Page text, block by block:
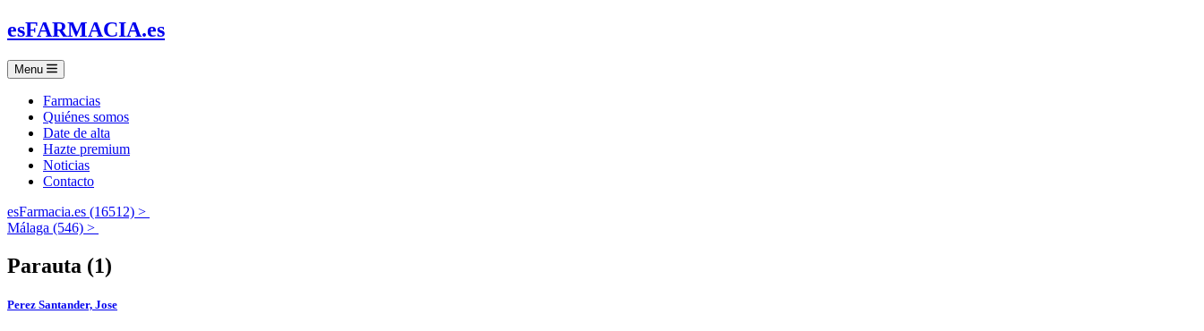
esFARMACIA.es
Menu
Farmacias
Quiénes somos
Date de alta
Hazte premium
Noticias
Contacto
esFarmacia.es (16512) >
Málaga (546) >
Parauta (1)
Perez Santander, Jose